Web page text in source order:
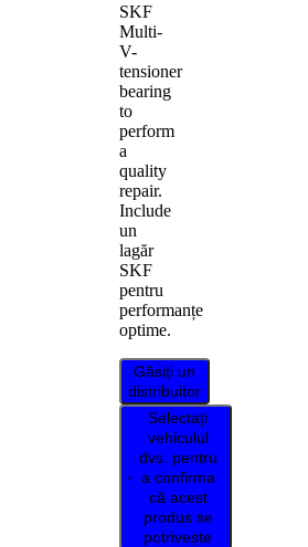
SKF
Multi-
V-
tensioner
bearing
to
perform
a
quality
repair.
Include
un
lagăr
SKF
pentru
performanțe
optime.
Găsiți un
distribuitor
Selectați
vehiculul
dvs. pentru
a confirma
că acest
produs se
potrivește